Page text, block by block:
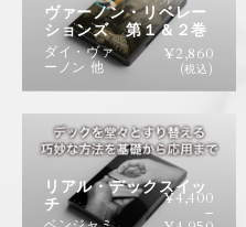
ヴァーノン・リベレー
ションズ 第１＆２巻
ダイ・ヴァ
ーノン 他
¥2,860
(税込)
リアル・デックスイッ
チ
¥4,400
–